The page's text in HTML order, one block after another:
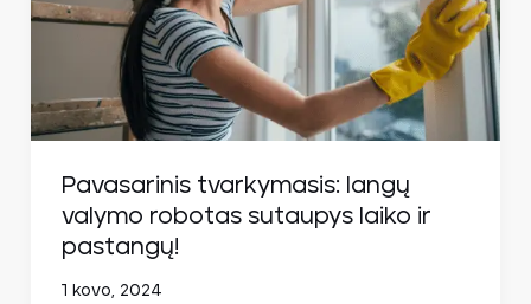
Pavasarinis tvarkymasis: langų
valymo robotas sutaupys laiko ir
pastangų!
1 kovo, 2024
robotas
sutaupys
ir